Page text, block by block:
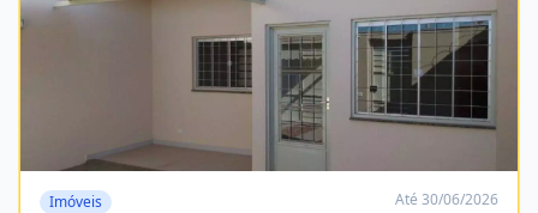
Imóveis Até 30/06/2026